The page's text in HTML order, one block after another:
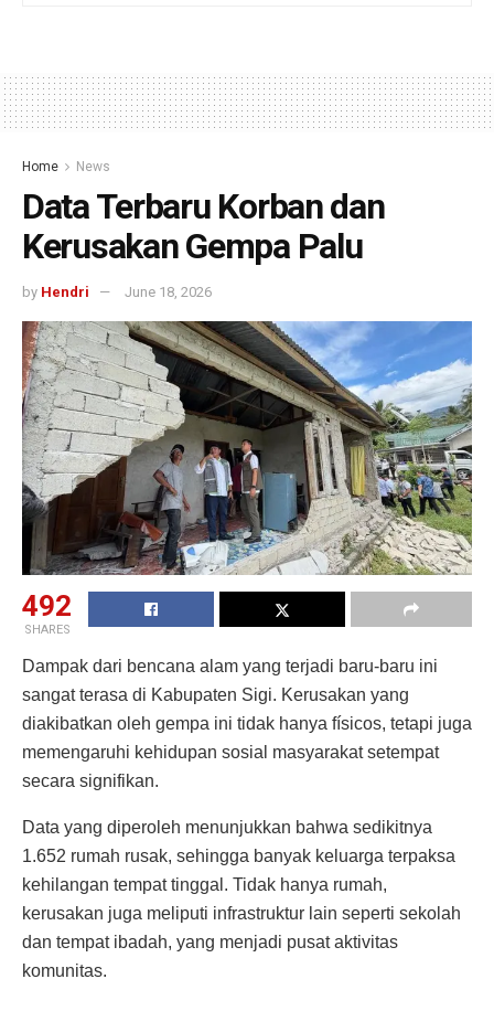
Home News
Data Terbaru Korban dan
Kerusakan Gempa Palu
by Hendri June 18, 2026
492
SHARES
Dampak dari bencana alam yang terjadi baru-baru ini
sangat terasa di Kabupaten Sigi. Kerusakan yang
diakibatkan oleh gempa ini tidak hanya físicos, tetapi juga
memengaruhi kehidupan sosial masyarakat setempat
secara signifikan.
Data yang diperoleh menunjukkan bahwa sedikitnya
1.652 rumah rusak, sehingga banyak keluarga terpaksa
kehilangan tempat tinggal. Tidak hanya rumah,
kerusakan juga meliputi infrastruktur lain seperti sekolah
dan tempat ibadah, yang menjadi pusat aktivitas
komunitas.